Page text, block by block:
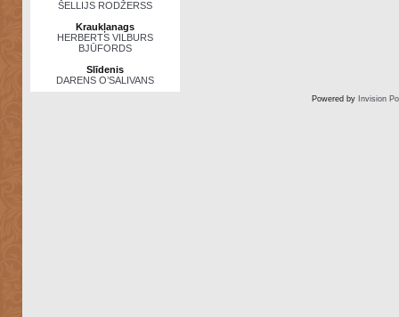
ŠELLIJS RODŽERSS
Kraukļanags
HERBERTS VILBURS
BJŪFORDS
Slīdenis
DARENS O’SALIVANS
Powered by Invision